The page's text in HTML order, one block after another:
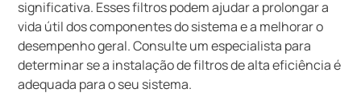
significativa. Esses filtros podem ajudar a prolongar a
vida útil dos componentes do sistema e a melhorar o
desempenho geral. Consulte um especialista para
determinar se a instalação de filtros de alta eficiência é
adequada para o seu sistema.